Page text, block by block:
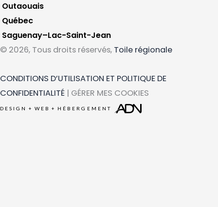
Outaouais
Québec
Saguenay–Lac-Saint-Jean
© 2026, Tous droits réservés, Toile régionale
CONDITIONS D’UTILISATION ET POLITIQUE DE
CONFIDENTIALITÉ | GÉRER MES COOKIES
DESIGN + WEB + HÉBERGEMENT